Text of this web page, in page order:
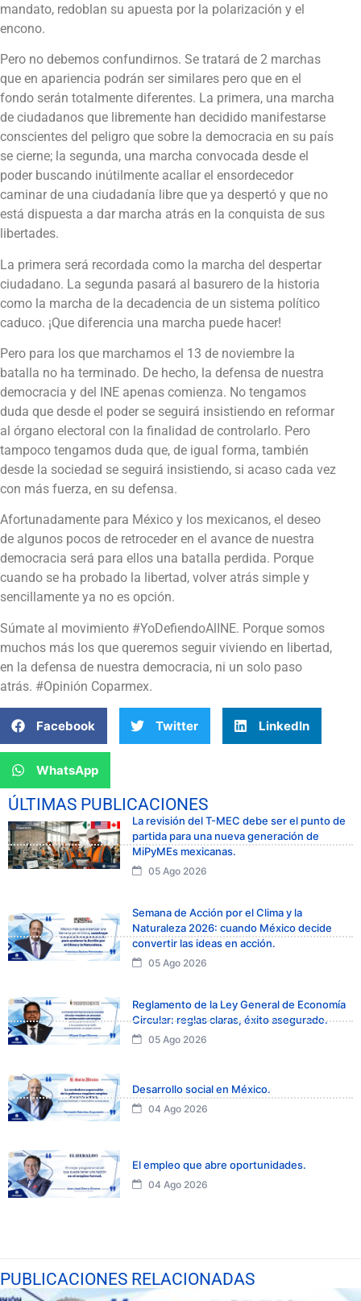
mandato, redoblan su apuesta por la polarización y el
encono.
Pero no debemos confundirnos. Se tratará de 2 marchas
que en apariencia podrán ser similares pero que en el
fondo serán totalmente diferentes. La primera, una marcha
de ciudadanos que libremente han decidido manifestarse
conscientes del peligro que sobre la democracia en su país
se cierne; la segunda, una marcha convocada desde el
poder buscando inútilmente acallar el ensordecedor
caminar de una ciudadanía libre que ya despertó y que no
está dispuesta a dar marcha atrás en la conquista de sus
libertades.
La primera será recordada como la marcha del despertar
ciudadano. La segunda pasará al basurero de la historia
como la marcha de la decadencia de un sistema político
caduco. ¡Que diferencia una marcha puede hacer!
Pero para los que marchamos el 13 de noviembre la
batalla no ha terminado. De hecho, la defensa de nuestra
democracia y del INE apenas comienza. No tengamos
duda que desde el poder se seguirá insistiendo en reformar
al órgano electoral con la finalidad de controlarlo. Pero
tampoco tengamos duda que, de igual forma, también
desde la sociedad se seguirá insistiendo, si acaso cada vez
con más fuerza, en su defensa.
Afortunadamente para México y los mexicanos, el deseo
de algunos pocos de retroceder en el avance de nuestra
democracia será para ellos una batalla perdida. Porque
cuando se ha probado la libertad, volver atrás simple y
sencillamente ya no es opción.
Súmate al movimiento #YoDefiendoAlINE. Porque somos
muchos más los que queremos seguir viviendo en libertad,
en la defensa de nuestra democracia, ni un solo paso
atrás. #Opinión Coparmex.
Facebook Twitter LinkedIn
WhatsApp
ÚLTIMAS PUBLICACIONES
La revisión del T-MEC debe ser el punto de
partida para una nueva generación de
MiPyMEs mexicanas.
05 Ago 2026
Semana de Acción por el Clima y la
Naturaleza 2026: cuando México decide
convertir las ideas en acción.
05 Ago 2026
Reglamento de la Ley General de Economía
Circular: reglas claras, éxito asegurado.
05 Ago 2026
Desarrollo social en México.
04 Ago 2026
El empleo que abre oportunidades.
04 Ago 2026
PUBLICACIONES RELACIONADAS